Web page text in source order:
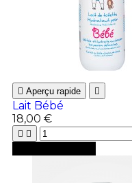
 Aperçu rapide 
Lait Bébé
18,00 €
 